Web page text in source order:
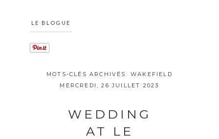
LE BLOGUE
MOTS-CLÉS ARCHIVÉS:WAKEFIELD
MERCREDI, 26 JUILLET 2023
WEDDING
AT LE